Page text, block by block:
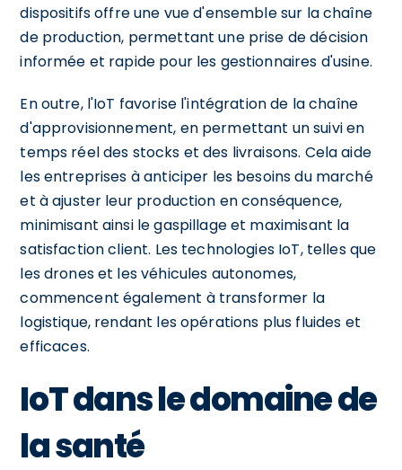
dispositifs offre une vue d'ensemble sur la chaîne
de production, permettant une prise de décision
informée et rapide pour les gestionnaires d'usine.
En outre, l'IoT favorise l'intégration de la chaîne
d'approvisionnement, en permettant un suivi en
temps réel des stocks et des livraisons. Cela aide
les entreprises à anticiper les besoins du marché
et à ajuster leur production en conséquence,
minimisant ainsi le gaspillage et maximisant la
satisfaction client. Les technologies IoT, telles que
les drones et les véhicules autonomes,
commencent également à transformer la
logistique, rendant les opérations plus fluides et
efficaces.
IoT dans le domaine de
la santé